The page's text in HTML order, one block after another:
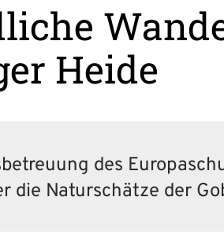
Heide
des
die Naturschätze der